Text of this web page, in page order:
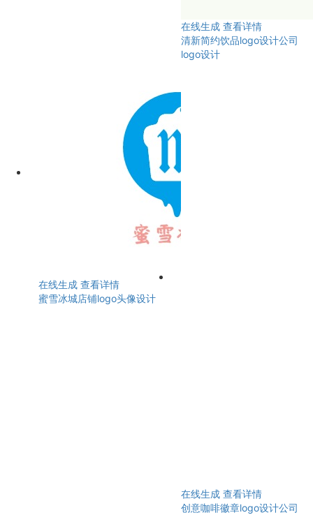
在线生成 查看详情
清新简约饮品logo设计公司
logo设计
在线生成 查看详情
蜜雪冰城店铺logo头像设计
在线生成 查看详情
创意咖啡徽章logo设计公司